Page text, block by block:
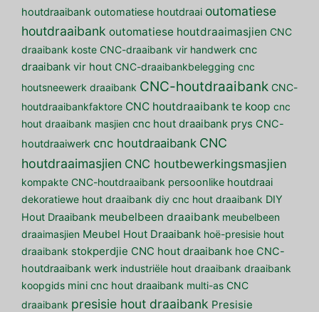
houtdraaibank outomatiese houtdraai outomatiese
houtdraaibank outomatiese houtdraaimasjien CNC
draaibank koste CNC-draaibank vir handwerk cnc
draaibank vir hout CNC-draaibankbelegging cnc
houtsneewerk draaibank CNC-houtdraaibank CNC-
houtdraaibankfaktore CNC houtdraaibank te koop cnc
hout draaibank masjien cnc hout draaibank prys CNC-
houtdraaiwerk cnc houtdraaibank CNC
houtdraaimasjien CNC houtbewerkingsmasjien
kompakte CNC-houtdraaibank persoonlike houtdraai
dekoratiewe hout draaibank diy cnc hout draaibank DIY
Hout Draaibank meubelbeen draaibank meubelbeen
draaimasjien Meubel Hout Draaibank hoë-presisie hout
draaibank stokperdjie CNC hout draaibank hoe CNC-
houtdraaibank werk industriële hout draaibank draaibank
koopgids mini cnc hout draaibank multi-as CNC
draaibank presisie hout draaibank Presisie